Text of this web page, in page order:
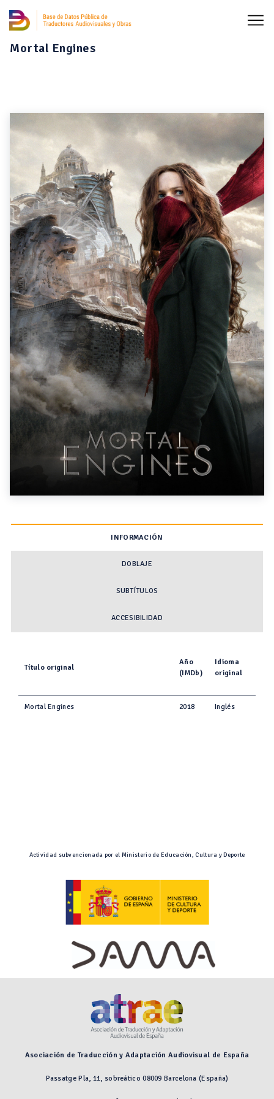
Mortal Engines
INFORMACIÓN
DOBLAJE
SUBTÍTULOS
ACCESIBILIDAD
Título original
Año
(IMDb)
Idioma
original
Mortal Engines 2018 Inglés
Actividad subvencionada por el Ministerio de Educación, Cultura y Deporte
Asociación de Traducción y Adaptación Audiovisual de España
Passatge Pla, 11, sobreático 08009 Barcelona (España)